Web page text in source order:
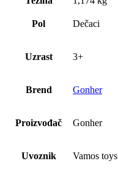
Pol Dečaci
Uzrast 3+
Brend Gonher
Proizvođač Gonher
Uvoznik Vamos toys